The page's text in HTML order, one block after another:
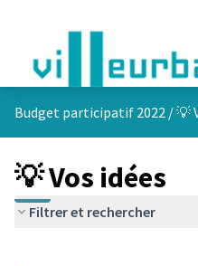
Budget participatif 2022 /💡
💡 Vos idées
Filtrer et rechercher